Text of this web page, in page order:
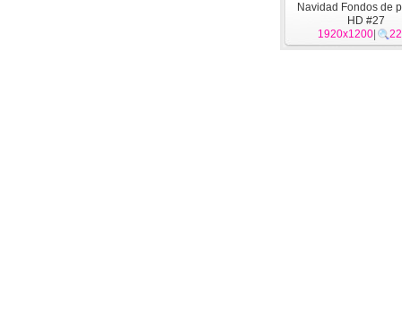
Navidad Fondos de
HD #27
1920x1200